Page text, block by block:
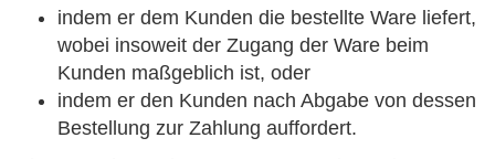
indem er dem Kunden die bestellte Ware liefert,
wobei insoweit der Zugang der Ware beim
Kunden maßgeblich ist, oder
indem er den Kunden nach Abgabe von dessen
Bestellung zur Zahlung auffordert.